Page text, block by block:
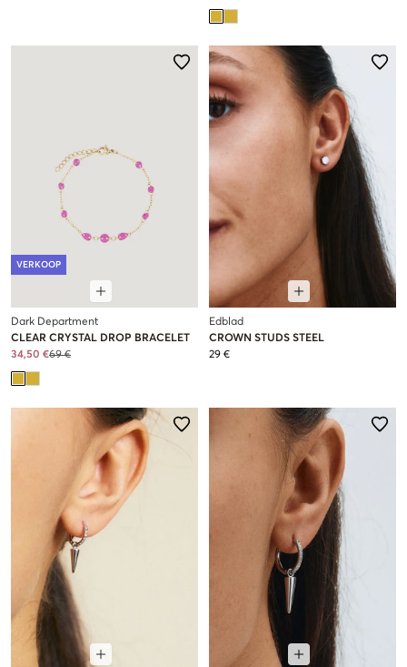
VERKOOP
Dark Department
CLEAR CRYSTAL DROP BRACELET
34,50 €69 €
Edblad
CROWN STUDS STEEL
29 €